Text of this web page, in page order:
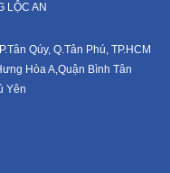
LỘC AN
Qúy, Q.Tân Phú, TP.HCM
Hòa A,Quận Bình Tân
Yên